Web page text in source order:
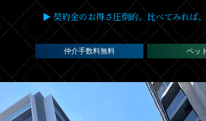
▶ 契約金のお得さ圧倒的。比べてみれば
仲介手数料無料 ペッ